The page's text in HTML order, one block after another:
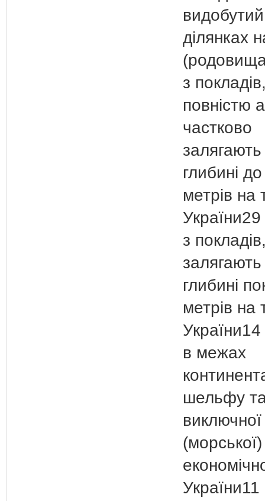
ділянках
з
повністю
частково
глибині
метрів на
України29
з
глибині
метрів на
України14
в межах
шельфу
виключної
(морської)
України11